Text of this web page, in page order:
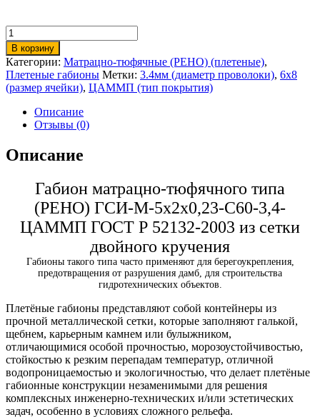
Количество
товара
Матрацно-
тюфячный
габион
РЕНО
5х2х0,23-
С60-
ЦАММП
В корзину
Категории: Матрацно-тюфячные (РЕНО) (плетеные),
Плетеные габионы Метки: 3.4мм (диаметр проволоки), 6х8
(размер ячейки), ЦАММП (тип покрытия)
Описание
Отзывы (0)
Описание
Габион матрацно-тюфячного типа
(РЕНО) ГСИ-М-5х2х0,23-С60-3,4-
ЦАММП ГОСТ Р 52132-2003 из сетки
двойного кручения
Габионы такого типа часто применяют для берегоукрепления,
предотвращения от разрушения дамб, для строительства
гидротехнических объектов.
Плетёные габионы представляют собой контейнеры из
прочной металлической сетки, которые заполняют галькой,
щебнем, карьерным камнем или булыжником,
отличающимися особой прочностью, морозоустойчивостью,
стойкостью к резким перепадам температур, отличной
водопроницаемостью и экологичностью, что делает плетёные
габионные конструкции незаменимыми для решения
комплексных инженерно-технических и/или эстетических
задач, особенно в условиях сложного рельефа.